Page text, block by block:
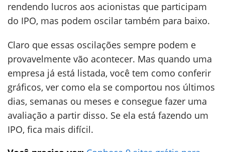
rendendo lucros aos acionistas que participam
do IPO, mas podem oscilar também para baixo.
Claro que essas oscilações sempre podem e
provavelmente vão acontecer. Mas quando uma
empresa já está listada, você tem como conferir
gráficos, ver como ela se comportou nos últimos
dias, semanas ou meses e consegue fazer uma
avaliação a partir disso. Se ela está fazendo um
IPO, fica mais difícil.